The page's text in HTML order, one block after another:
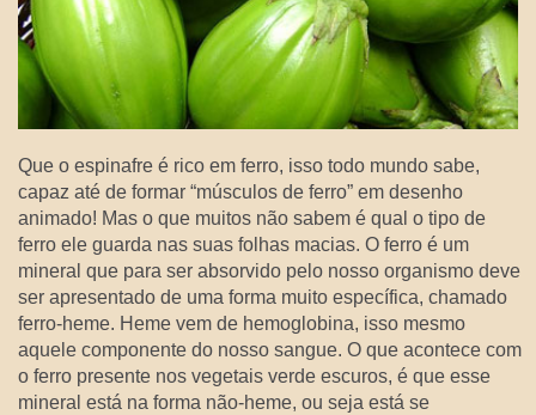
Que o espinafre é rico em ferro, isso todo mundo sabe,
capaz até de formar “músculos de ferro” em desenho
animado! Mas o que muitos não sabem é qual o tipo de
ferro ele guarda nas suas folhas macias. O ferro é um
mineral que para ser absorvido pelo nosso organismo deve
ser apresentado de uma forma muito específica, chamado
ferro-heme. Heme vem de hemoglobina, isso mesmo
aquele componente do nosso sangue. O que acontece com
o ferro presente nos vegetais verde escuros, é que esse
mineral está na forma não-heme, ou seja está se